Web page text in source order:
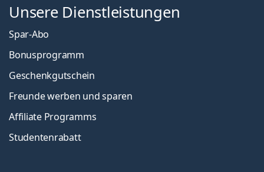
Unsere Dienstleistungen
Spar-Abo
Bonusprogramm
Geschenkgutschein
Freunde werben und sparen
Affiliate Programms
Studentenrabatt